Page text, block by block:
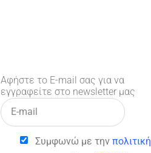
Αφήστε το E-mail σας για να
εγγραφείτε στο newsletter μας
Συμφωνώ με την πολιτική